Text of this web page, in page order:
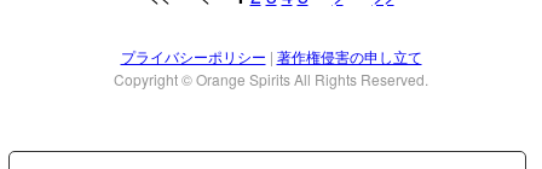
プライバシーポリシー | 著作権侵害の申し立て
Copyright © Orange Spirits All Rights Reserved.